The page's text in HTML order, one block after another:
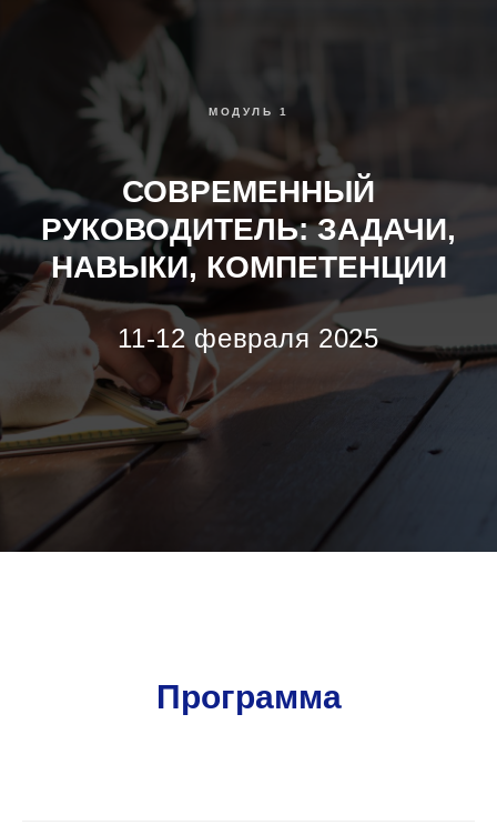
МОДУЛЬ 1
СОВРЕМЕННЫЙ
РУКОВОДИТЕЛЬ: ЗАДАЧИ,
НАВЫКИ, КОМПЕТЕНЦИИ
11-12 февраля 2025
Программа